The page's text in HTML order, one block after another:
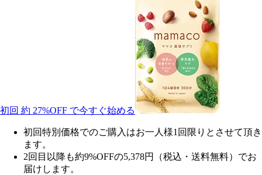
初回 約 27%OFF で今すぐ始める
初回特別価格でのご購入はお一人様1回限りとさせて頂き
ます。
2回目以降も約9%OFFの5,378円（税込・送料無料）でお
届けします。